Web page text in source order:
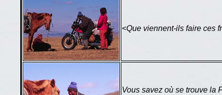
<Que viennent-ils faire ces
Vous savez où se trouve la